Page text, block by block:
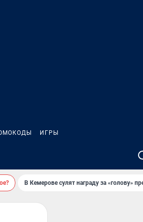
ИГРЫ
В Кемерове сулят награду за «голову»